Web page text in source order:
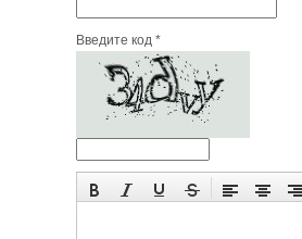
Введите код *